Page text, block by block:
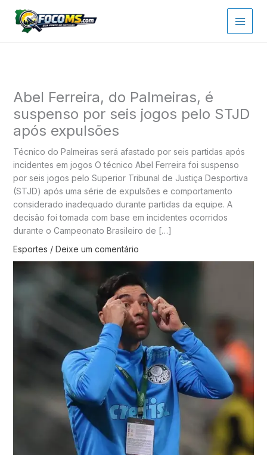
para
Abel Ferreira, do Palmeiras, é
suspenso por seis jogos pelo STJD
após expulsões
Técnico do Palmeiras será afastado por seis partidas após
incidentes em jogos O técnico Abel Ferreira foi suspenso
por seis jogos pelo Superior Tribunal de Justiça Desportiva
(STJD) após uma série de expulsões e comportamento
considerado inadequado durante partidas da equipe. A
decisão foi tomada com base em incidentes ocorridos
durante o Campeonato Brasileiro de […]
Esportes / Deixe um comentário